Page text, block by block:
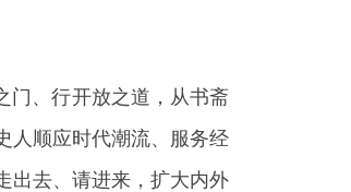
门、行开放之道，从书斋
人顺应时代潮流、服务经
出去、请进来，扩大内外